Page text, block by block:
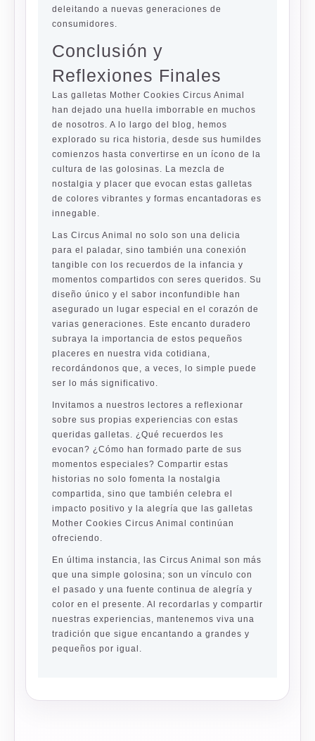
deleitando a nuevas generaciones de
consumidores.
Conclusión y
Reflexiones Finales
Las galletas Mother Cookies Circus Animal
han dejado una huella imborrable en muchos
de nosotros. A lo largo del blog, hemos
explorado su rica historia, desde sus humildes
comienzos hasta convertirse en un ícono de la
cultura de las golosinas. La mezcla de
nostalgia y placer que evocan estas galletas
de colores vibrantes y formas encantadoras es
innegable.
Las Circus Animal no solo son una delicia
para el paladar, sino también una conexión
tangible con los recuerdos de la infancia y
momentos compartidos con seres queridos. Su
diseño único y el sabor inconfundible han
asegurado un lugar especial en el corazón de
varias generaciones. Este encanto duradero
subraya la importancia de estos pequeños
placeres en nuestra vida cotidiana,
recordándonos que, a veces, lo simple puede
ser lo más significativo.
Invitamos a nuestros lectores a reflexionar
sobre sus propias experiencias con estas
queridas galletas. ¿Qué recuerdos les
evocan? ¿Cómo han formado parte de sus
momentos especiales? Compartir estas
historias no solo fomenta la nostalgia
compartida, sino que también celebra el
impacto positivo y la alegría que las galletas
Mother Cookies Circus Animal continúan
ofreciendo.
En última instancia, las Circus Animal son más
que una simple golosina; son un vínculo con
el pasado y una fuente continua de alegría y
color en el presente. Al recordarlas y compartir
nuestras experiencias, mantenemos viva una
tradición que sigue encantando a grandes y
pequeños por igual.